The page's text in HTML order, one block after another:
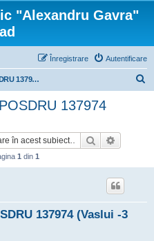
"Alexandru Gavra"
Autentificare
Înregistrare
Proiect POSDRU 137974 "COMPETITIVITATE ŞI CALITATE ÎN CARIERA DIDACTICĂ"
137974
Căutare
1 din 1
137974 (Vaslui -3